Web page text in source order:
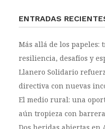
ENTRADAS
Más allá de los papeles:
resiliencia, desafíos y
Llanero Solidario
directiva con nuevas
El medio rural: una
aún tropieza con